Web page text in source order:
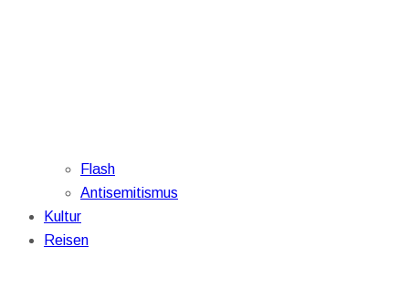
Flash
Antisemitismus
Kultur
Reisen